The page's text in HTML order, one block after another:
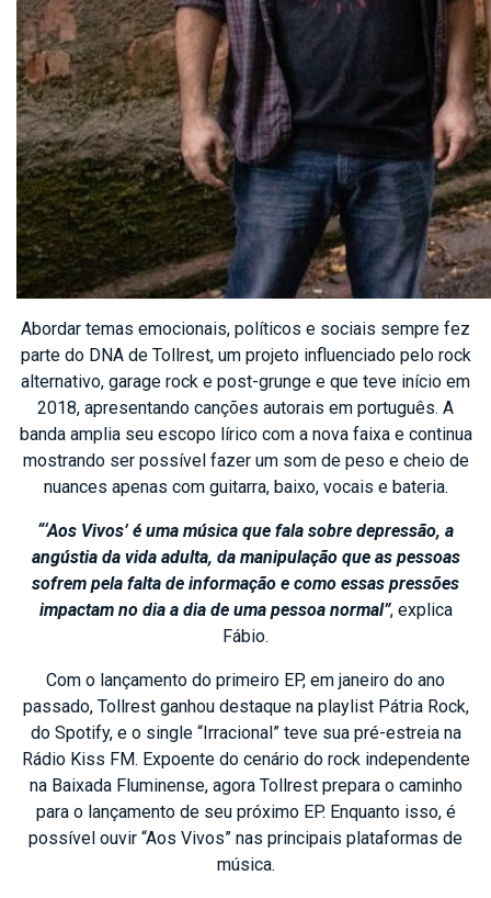
Abordar temas emocionais, políticos e sociais sempre fez
parte do DNA de Tollrest, um projeto influenciado pelo rock
alternativo, garage rock e post-grunge e que teve início em
2018, apresentando canções autorais em português. A
banda amplia seu escopo lírico com a nova faixa e continua
mostrando ser possível fazer um som de peso e cheio de
nuances apenas com guitarra, baixo, vocais e bateria.
“‘Aos Vivos’ é uma música que fala sobre depressão, a
angústia da vida adulta, da manipulação que as pessoas
sofrem pela falta de informação e como essas pressões
impactam no dia a dia de uma pessoa normal”, explica
Fábio.
Com o lançamento do primeiro EP, em janeiro do ano
passado, Tollrest ganhou destaque na playlist Pátria Rock,
do Spotify, e o single “Irracional” teve sua pré-estreia na
Rádio Kiss FM. Expoente do cenário do rock independente
na Baixada Fluminense, agora Tollrest prepara o caminho
para o lançamento de seu próximo EP. Enquanto isso, é
possível ouvir “Aos Vivos” nas principais plataformas de
música.